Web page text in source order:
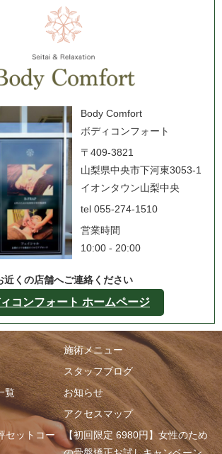
Body Comfort
ボディコンフォート
〒409-3821
山梨県中央市下河東3053-1
イオンタウン山梨中央
tel 055-274-1510
営業時間
10:00 - 20:00
近くの店舗へご連絡ください
コンフォート ホームページ
施術メニュー
スタッフブログ
覧
お知らせ
アクセスマップ
セットコー
【初回限定 6980円】女性のため